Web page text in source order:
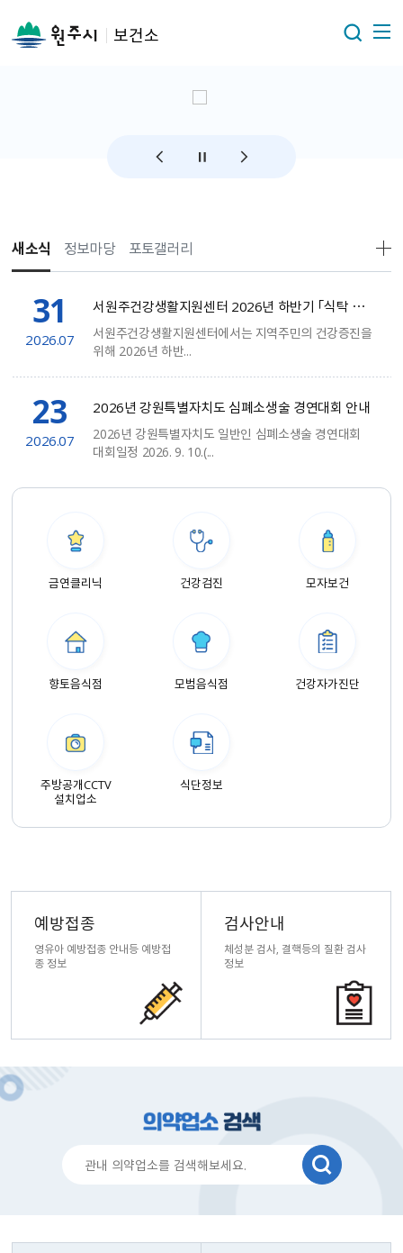
보건소
새소식
서원주건강생활지원센터 2026년 하반기 「식탁 위의 작은 변화, 채소 한그릇 요리교실」 참여자 모집
서원주건강생활지원센터에서는 지역주민의 건강증진을
위해 2026년 하반...
2026.07
31
2026년 강원특별자치도 심폐소생술 경연대회 안내
2026년 강원특별자치도 일반인 심폐소생술 경연대회
대회일정 2026. 9. 10.(...
2026.07
23
정보마당 포토갤러리
금연클리닉 건강검진 모자보건
향토음식점 모범음식점 건강자가진단
주방공개CCTV
설치업소
식단정보
예방접종
영유아 예방접종 안내등 예방접
종 정보
검사안내
체성분 검사, 결핵등의 질환 검사
정보